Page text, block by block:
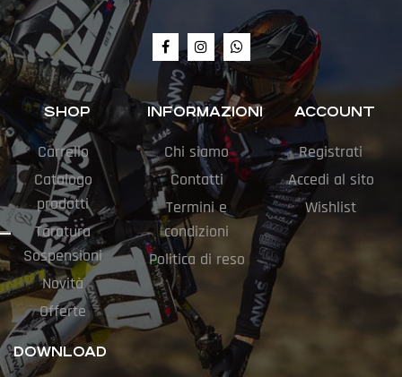
SHOP
Carrello
Catalogo
prodotti
Taratura
Sospensioni
Novità
Offerte
INFORMAZIONI
Chi siamo
Contatti
Termini e
condizioni
Politica di reso
ACCOUNT
Registrati
Accedi al sito
Wishlist
DOWNLOAD